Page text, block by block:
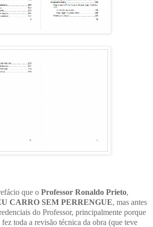
que o Professor Ronaldo Prieto,
CARRO SEM PERRENGUE, mas antes
do Professor, principalmente porque
toda a revisão técnica da obra (que teve